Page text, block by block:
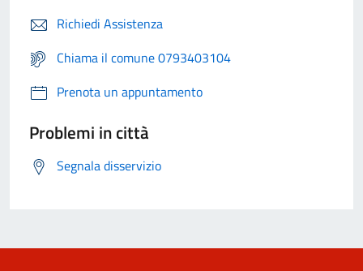
Richiedi Assistenza
Chiama il comune 0793403104
Prenota un appuntamento
Problemi in città
Segnala disservizio